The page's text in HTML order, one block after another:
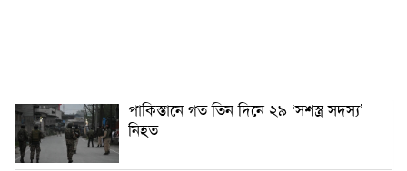
পাকিস্তানে গত তিন দিনে ২৯ ‘সশস্ত্র সদস্য’
নিহত